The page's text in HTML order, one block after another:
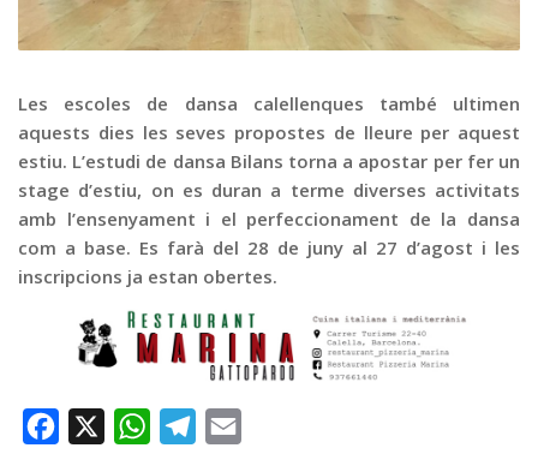
Publicitat
Les escoles de dansa calellenques també ultimen
aquests dies les seves propostes de lleure per aquest
estiu. L’estudi de dansa Bilans torna a apostar per fer un
stage d’estiu, on es duran a terme diverses activitats
amb l’ensenyament i el perfeccionament de la dansa
com a base. Es farà del 28 de juny al 27 d’agost i les
inscripcions ja estan obertes.
Facebook WhatsAppTelegram